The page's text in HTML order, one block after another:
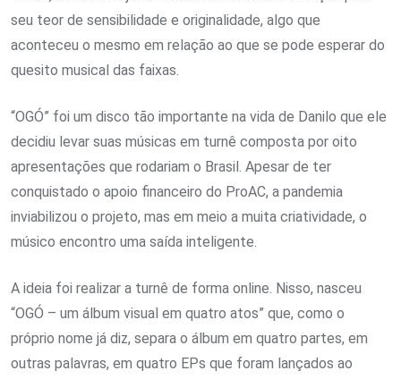
seu teor de sensibilidade e originalidade, algo que
aconteceu o mesmo em relação ao que se pode esperar do
quesito musical das faixas.
“OGÓ” foi um disco tão importante na vida de Danilo que ele
decidiu levar suas músicas em turnê composta por oito
apresentações que rodariam o Brasil. Apesar de ter
conquistado o apoio financeiro do ProAC, a pandemia
inviabilizou o projeto, mas em meio a muita criatividade, o
músico encontro uma saída inteligente.
A ideia foi realizar a turnê de forma online. Nisso, nasceu
“OGÓ – um álbum visual em quatro atos” que, como o
próprio nome já diz, separa o álbum em quatro partes, em
outras palavras, em quatro EPs que foram lançados ao